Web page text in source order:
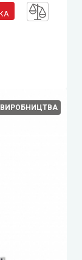
ВИРОБНИЦТВА